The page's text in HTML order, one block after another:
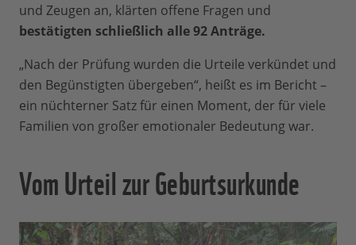
und Zeugen an, klärten offene Fragen und
bestätigten schließlich alle 92 Anträge.
„Nach der Prüfung wurden die Urteile verkündet und
den Begünstigten übergeben“, heißt es im Bericht –
ein nüchterner Satz für einen Moment, der für viele
Familien von großer emotionaler Bedeutung war.
Vom Urteil zur Geburtsurkunde